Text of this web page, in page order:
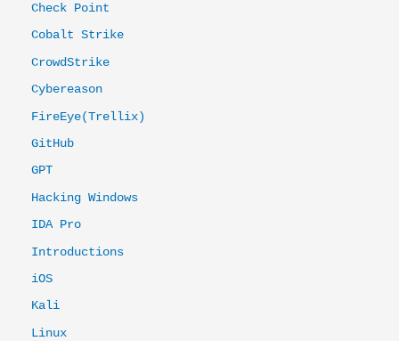
Check Point
Cobalt Strike
CrowdStrike
Cybereason
FireEye(Trellix)
GitHub
GPT
Hacking Windows
IDA Pro
Introductions
iOS
Kali
Linux